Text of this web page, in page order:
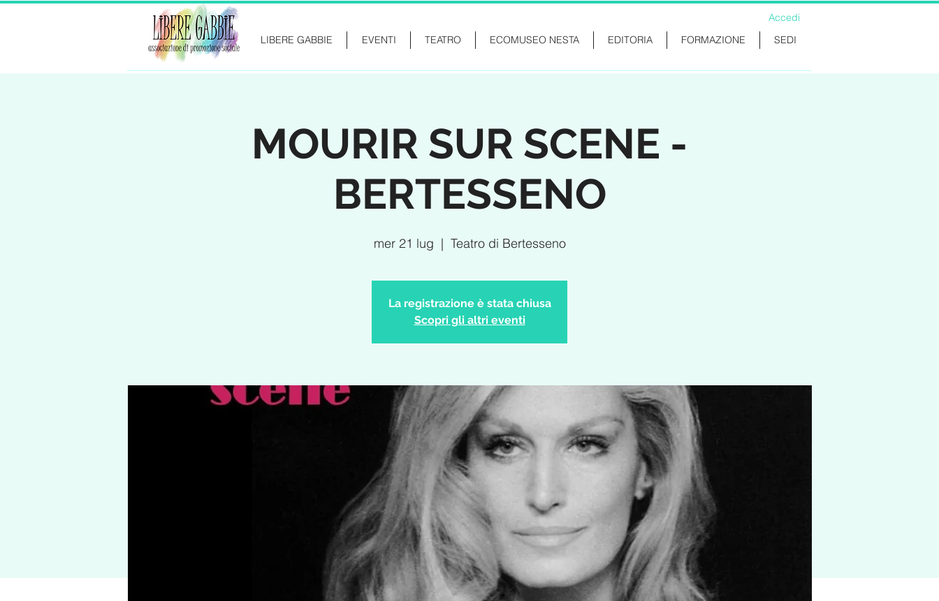
Accedi
LIBERE GABBIE
EVENTI TEATRO ECOMUSEO NESTA EDITORIA FORMAZIONE SEDI
MOURIR SUR SCENE -
BERTESSENO
mer 21 lug
  |
Teatro di Bertesseno
La registrazione è stata chiusa
Scopri gli altri eventi